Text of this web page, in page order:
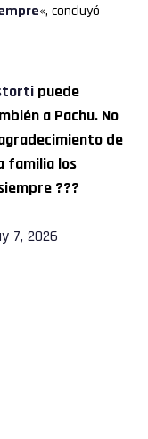
«, concluyó
puede
a Pachu. No
de
familia los
???
7, 2026